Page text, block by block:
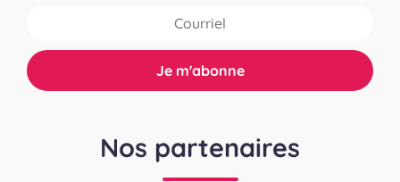
Nos partenaires